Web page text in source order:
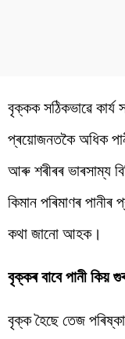
বৃক্কক সঠিকভাৱে কাৰ্য
প্ৰয়োজনতকৈ অধিক
আৰু শৰীৰৰ ভাৰসাম্য
কিমান পৰিমাণৰ
কথা জানো আহক।
বৃক্কৰ বাবে পানী কিয়
বৃক্ক হৈছে তেজ